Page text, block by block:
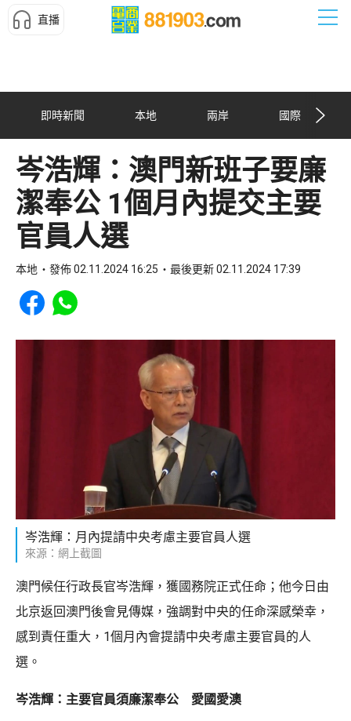
直播
即時新聞 本地 兩岸 國際
岑浩輝：澳門新班子要廉
潔奉公 1個月內提交主要
官員人選
本地 發佈 02.11.2024 16:25 最後更新 02.11.2024 17:39
Share to Facebook
Share to WhatsApp
岑浩輝：月內提請中央考慮主要官員人選
來源：網上截圖
澳門候任行政長官岑浩輝，獲國務院正式任命；他今日由
北京返回澳門後會見傳媒，強調對中央的任命深感榮幸，
感到責任重大，1個月內會提請中央考慮主要官員的人
選。
岑浩輝：主要官員須廉潔奉公 愛國愛澳